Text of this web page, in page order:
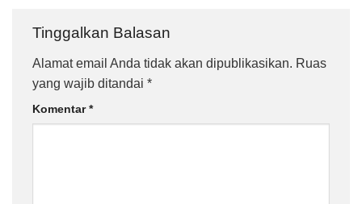
Tinggalkan Balasan
Alamat email Anda tidak akan dipublikasikan. Ruas
yang wajib ditandai *
Komentar*